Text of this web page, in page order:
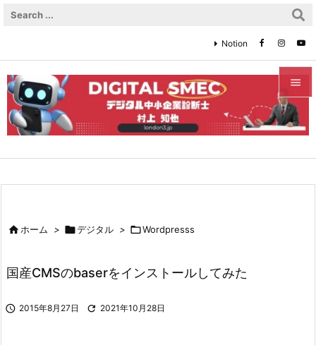


メニュ

Notion
ホーム > デジタル > Wordpresss
国産CMSのbaserをインストールしてみた
 2015年8月27日  2021年10月28日